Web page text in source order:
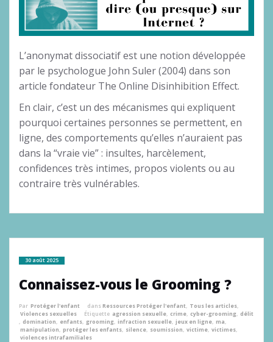
L’anonymat dissociatif est une notion développée
par le psychologue John Suler (2004) dans son
article fondateur The Online Disinhibition Effect.
En clair, c’est un des mécanismes qui expliquent
pourquoi certaines personnes se permettent, en
ligne, des comportements qu’elles n’auraient pas
dans la “vraie vie” : insultes, harcèlement,
confidences très intimes, propos violents ou au
contraire très vulnérables.
30 août 2025
Connaissez-vous le Grooming ?
Par Protéger l'enfant dansRessources Protéger l'enfant, Tous les articles,
Violences sexuelles
Étiquette agression sexuelle, crime, cyber-grooming, délit
, domination, enfants, grooming, infraction sexuelle, jeux en ligne, ma,
manipulation, protéger les enfants, silence, soumission, victime, victimes,
violences intrafamiliales